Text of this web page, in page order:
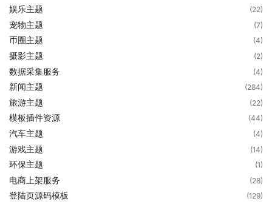
娱乐主题 (22)
宠物主题 (7)
币圈主题 (4)
摄影主题 (2)
数据采集服务 (4)
新闻主题 (284)
旅游主题 (22)
模板插件资源 (44)
汽车主题 (4)
游戏主题 (14)
环保主题 (1)
电商上架服务 (28)
登陆页源码模板 (129)